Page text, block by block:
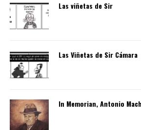
Las viñetas de Sir
Las Viñetas de Sir Cámara
In Memorian, Antonio